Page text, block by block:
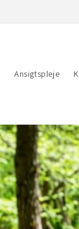
Ansigtspleje